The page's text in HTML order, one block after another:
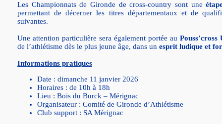
Les Championnats de Gironde de cross-country sont une
permettant de décerner les titres départementaux et de
suivantes.
Une attention particulière sera également portée au Pouss’cross
de l’athlétisme dès le plus jeune âge, dans un esprit ludique et
Informations pratiques
Date : dimanche 11 janvier 2026
Horaires : de 10h à 18h
Lieu : Bois du Burck – Mérignac
Organisateur : Comité de Gironde d’Athlétisme
Club support : SA Mérignac